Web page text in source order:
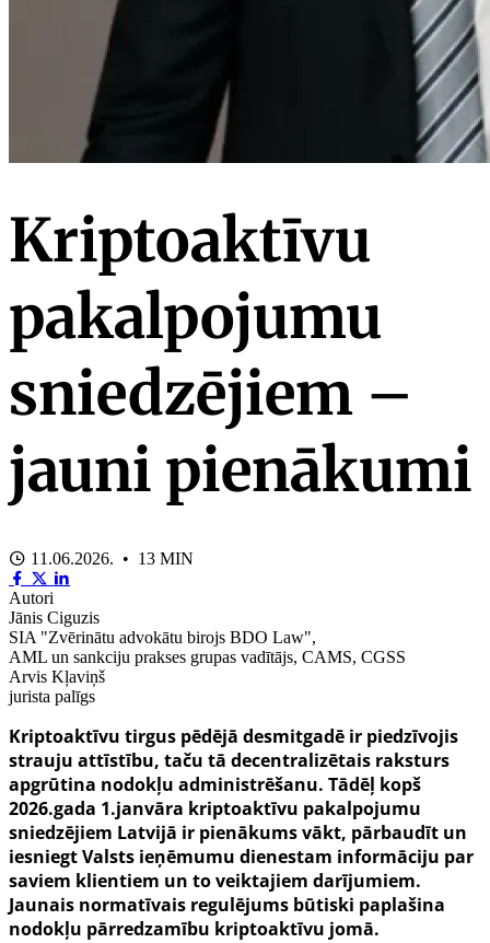
Kriptoaktīvu
pakalpojumu
sniedzējiem –
jauni pienākumi
11.06.2026. • 13 MIN
Autori
Jānis Ciguzis
SIA "Zvērinātu advokātu birojs BDO Law",
AML un sankciju prakses grupas vadītājs, CAMS, CGSS
Arvis Kļaviņš
jurista palīgs
Kriptoaktīvu tirgus pēdējā desmitgadē ir piedzīvojis
strauju attīstību, taču tā decentralizētais raksturs
apgrūtina nodokļu administrēšanu. Tādēļ kopš
2026.gada 1.janvāra kriptoaktīvu pakalpojumu
sniedzējiem Latvijā ir pienākums vākt, pārbaudīt un
iesniegt Valsts ieņēmumu dienestam informāciju par
saviem klientiem un to veiktajiem darījumiem.
Jaunais normatīvais regulējums būtiski paplašina
nodokļu pārredzamību kriptoaktīvu jomā.